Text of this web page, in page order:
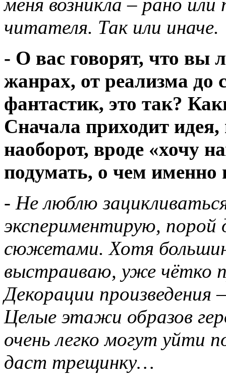
читателя. Так или иначе.
- О вас говорят, что вы
жанрах, от реализма до
фантастик, это так?
Сначала приходит
наоборот, вроде «хочу
подумать, о чем именно
- Не люблю
экспериментирую,
сюжетами. Хотя
выстраиваю, уже чётко
Декорации
Целые этажи образов
очень легко могут уйти
даст трещинку…